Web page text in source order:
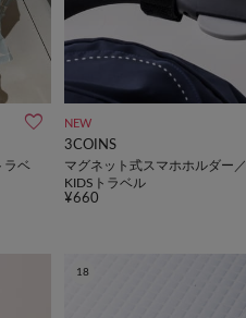
ラベ
NEW
3COINS
マグネット式スマホホルダー／
KIDSトラベル
¥660
18